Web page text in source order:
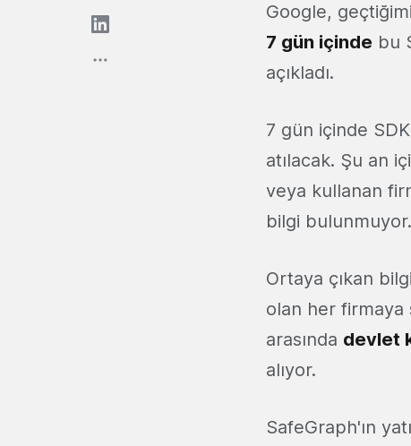
Google,
7 gün içinde bu
açıkladı.
7 gün içinde
atılacak. Şu an
veya kullanan
bilgi bulunmuyor.
Ortaya çıkan
olan her firmaya
arasında devlet
alıyor.
SafeGraph'ın